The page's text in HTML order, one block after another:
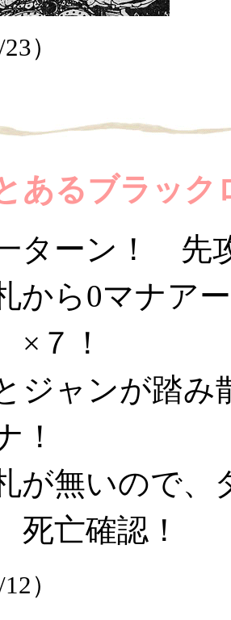
）
るブラック
ターン！ 先
から0マナア
×７！
ジャンが踏み
！
が無いので、
亡確認！
）